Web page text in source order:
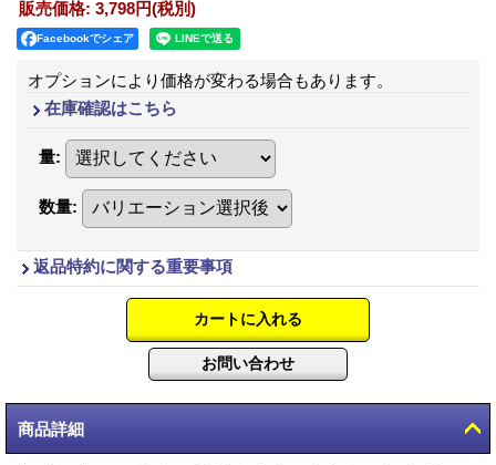
販売価格: 3,798円(税別)
Facebookでシェア
オプションにより価格が変わる場合もあります。
在庫確認はこちら
量:
数量:
返品特約に関する重要事項
商品詳細